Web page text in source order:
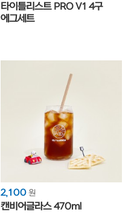
타이틀리스트 PRO V1 4구
에그세트
2,100 원
캔비어글라스 470ml